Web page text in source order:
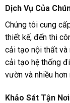
Dịch Vụ Của
Chúng tôi cung
thiết kế, đến thi
cải tạo nội thất và
cải tạo hệ thống
vườn và nhiều hơn
Khảo Sát Tận Nơi